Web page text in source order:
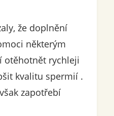
že doplnění
některým
otěhotnět rychleji
kvalitu spermií .
zapotřebí